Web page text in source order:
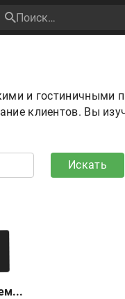
и гостиничными
клиентов. Вы
Искать